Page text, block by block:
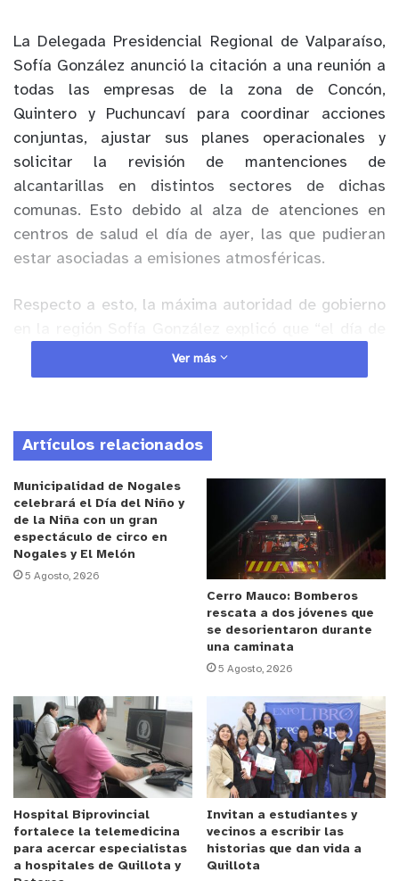
La Delegada Presidencial Regional de Valparaíso,
Sofía González anunció la citación a una reunión a
todas las empresas de la zona de Concón,
Quintero y Puchuncaví para coordinar acciones
conjuntas, ajustar sus planes operacionales y
solicitar la revisión de mantenciones de
alcantarillas en distintos sectores de dichas
comunas. Esto debido al alza de atenciones en
centros de salud el día de ayer, las que pudieran
estar asociadas a emisiones atmosféricas.
Respecto a esto, la máxima autoridad de gobierno
ayer adoptamos todas las medidas que teníamos a
nuestro alcance para poder cuidar la salud de los
durante la tarde al Comité para la Gestión del
Riesgo de Desastres COGRID donde pudimos
adoptar distintas medidas. Primero, poder declarar
la Gestión de Episodio Crítico extendiéndolo por
un total de 5 horas para que efectivamente las
empresas pusieran en activación sus planes
operacionales bajando las emisiones, lo que
además fue monitoreado durante toda la noche. En
segundo lugar, pudimos definir la extensión de la
cancelación de las clases para Quintero y
los vecinos y vecinas del territorio. En tercer lugar,
convocamos para el día de mañana a una reunión a
todas las empresas para poder abordar en
conjunto la necesidad de adoptar los planes
operacionales y hacernos cargo de este tipo de
situaciones para que nunca más suceda. Nuestro
gobierno ha sido muy enfático en plantear no
Ver más
Artículos relacionados
Municipalidad de Nogales
celebrará el Día del Niño y
de la Niña con un gran
espectáculo de circo en
Nogales y El Melón
5 Agosto, 2026
Cerro Mauco: Bomberos
rescata a dos jóvenes que
se desorientaron durante
una caminata
5 Agosto, 2026
Hospital Biprovincial
fortalece la telemedicina
para acercar especialistas
a hospitales de Quillota y
Invitan a estudiantes y
vecinos a escribir las
historias que dan vida a
Quillota